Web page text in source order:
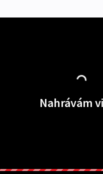
Nahrávám